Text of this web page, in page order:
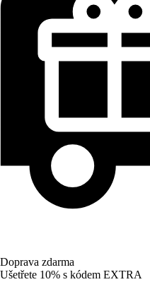
Doprava zdarma
Ušetřete 10% s kódem EXTRA